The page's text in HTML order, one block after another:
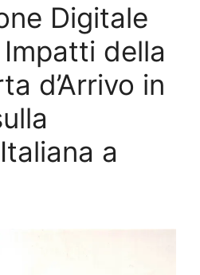
Digitale
della
d’Arrivo in
a